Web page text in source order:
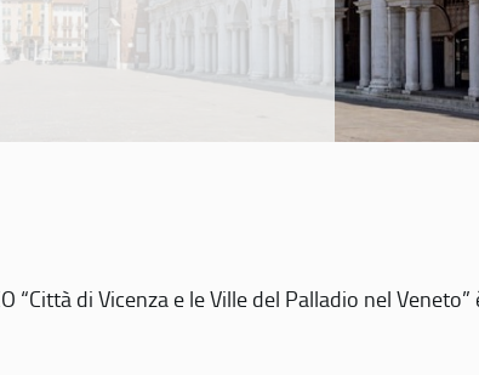
“Città di Vicenza e le Ville del Palladio nel